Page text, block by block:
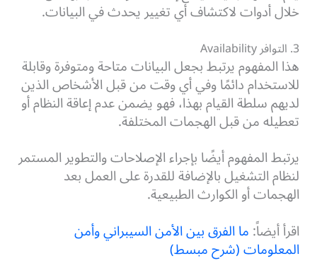
خلال أدوات لاكتشاف أي تغيير يحدث في البيانات.
3. التوافر Availability
هذا المفهوم يرتبط بجعل البيانات متاحة ومتوفرة وقابلة
للاستخدام دائمًا وفي أي وقت من قبل الأشخاص الذين
لديهم سلطة القيام بهذا، فهو يضمن عدم إعاقة النظام أو
تعطيله من قبل الهجمات المختلفة.
يرتبط المفهوم أيضًا بإجراء الإصلاحات والتطوير المستمر
لنظام التشغيل بالإضافة للقدرة على العمل بعد
الهجمات أو الكوارث الطبيعية.
اقرأ أيضاً:ما الفرق بين الأمن السيبراني وأمن
المعلومات (شرح مبسط)